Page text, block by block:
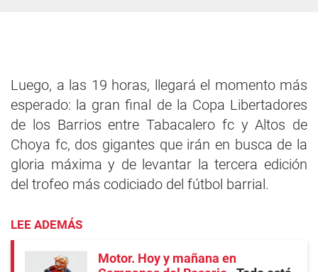
Luego, a las 19 horas, llegará el momento más
esperado: la gran final de la Copa Libertadores
de los Barrios entre Tabacalero fc y Altos de
Choya fc, dos gigantes que irán en busca de la
gloria máxima y de levantar la tercera edición
del trofeo más codiciado del fútbol barrial.
LEE ADEMÁS
Motor. Hoy y mañana en